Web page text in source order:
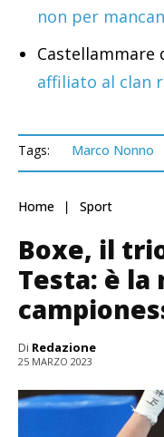
non per
Castellammare
affiliato al clan
Tags: Marco Nonno
Home Sport
Boxe, il
Testa: è la
Di Redazione
25 MARZO 2023